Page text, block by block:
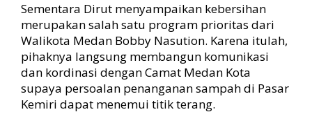
Sementara Dirut menyampaikan kebersihan
merupakan salah satu program prioritas dari
Walikota Medan Bobby Nasution. Karena itulah,
pihaknya langsung membangun komunikasi
dan kordinasi dengan Camat Medan Kota
supaya persoalan penanganan sampah di Pasar
Kemiri dapat menemui titik terang.